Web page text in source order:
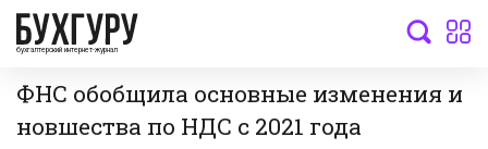
бухгалтерский интернет-журнал
ФНС обобщила основные изменения и
новшества по НДС с 2021 года